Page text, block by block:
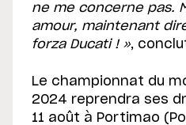
ne me concerne pas.
amour, maintenant
forza Ducati ! »,
Le championnat du
2024 reprendra ses
11 août à Portimao